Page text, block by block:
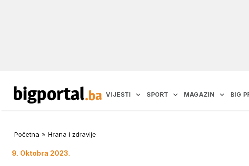
VIJESTI SPORT MAGAZIN BIG
Početna » Hrana i zdravlje
9. Oktobra 2023.